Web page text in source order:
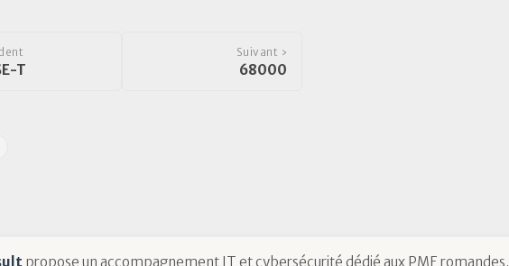
T
Suivant ›
68000
propose un accompagnement IT et cybersécurité dédié aux PME romandes.